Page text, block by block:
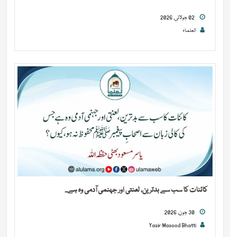
العلماء
کائنات کا سب سے بدترین، لعنتی اور جہنمی آدمی وہ ہے...
Yasir Masood Bhatti